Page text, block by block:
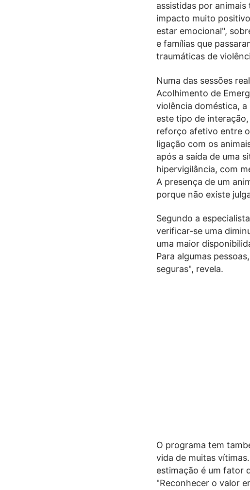
assistidas por animais
impacto muito
estar emocional",
e famílias que
traumáticas de
Numa das sessões
Acolhimento de
violência doméstica,
este tipo de
reforço afetivo entre
ligação com os
após a saída de uma
hipervigilância, com
A presença de um
porque não existe
Segundo a
verificar-se uma
uma maior
Para algumas
seguras", revela.
O programa tem
vida de muitas
estimação é um fator
"Reconhecer o valor